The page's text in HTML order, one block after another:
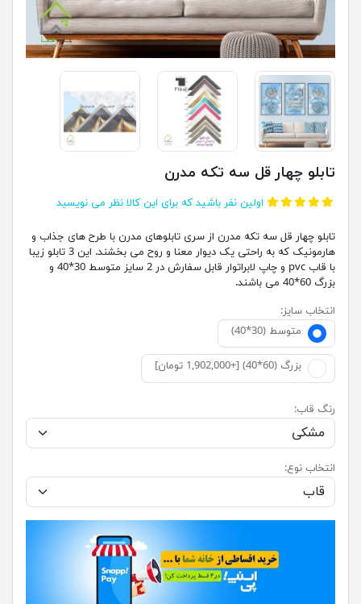
تابلو چهار قل سه تکه مدرن
اولین نفر باشید که برای این کالا نظر می نویسید
تابلو چهار قل سه تکه مدرن از سری تابلوهای مدرن با طرح های جذاب و
هارمونیک که به راحتی یک دیوار معنا و روح می بخشند. این 3 تابلو زیبا
با قاب pvc و چاپ لابراتوار قابل سفارش در 2 سایز متوسط 30*40 و
بزرگ 60*40 می باشند.
انتخاب سایز:
متوسط (30*40)
بزرگ (60*40) [+1,902,000 تومان]
رنگ قاب:
انتخاب نوع: